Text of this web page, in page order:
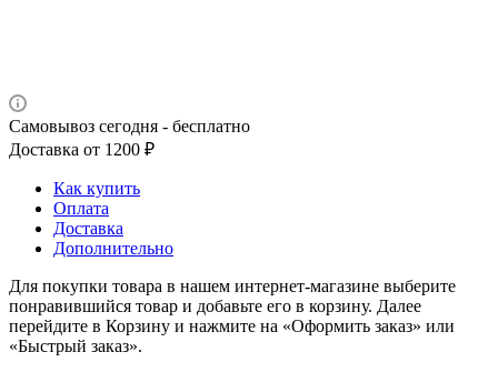
Самовывоз сегодня - бесплатно
Доставка от 1200 ₽
Как купить
Оплата
Доставка
Дополнительно
Для покупки товара в нашем интернет-магазине выберите
понравившийся товар и добавьте его в корзину. Далее
перейдите в Корзину и нажмите на «Оформить заказ» или
«Быстрый заказ».